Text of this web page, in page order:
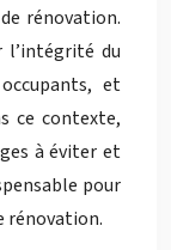
rénovation.
l’intégrité du
et
ce contexte,
à éviter et
pour
rénovation.